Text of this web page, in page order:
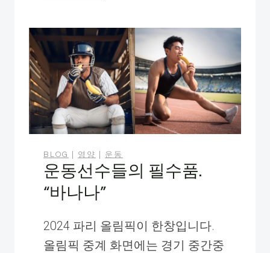
의
운
동
에
코
어
동
을
가
하
BLOG 영양 운동
운동선수들의 필수품.
“바나나”
2024 파리 올림픽이 한창입니다.
올림픽 중계 화면에는 경기 중간중